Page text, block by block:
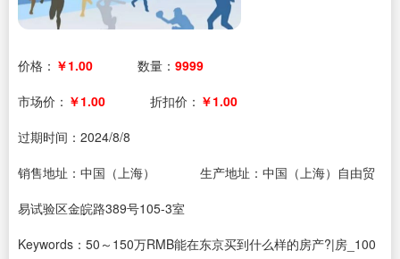
价格： ￥1.00 数量： 9999
市场价： ￥1.00 折扣价： ￥1.00
过期时间： 2024/8/8
销售地址：中国（上海）
生产地址：中国（上海）自由贸
易试验区金皖路389号105-3室
Keywords：50～150万RMB能在东京买到什么样的房产?|房_100